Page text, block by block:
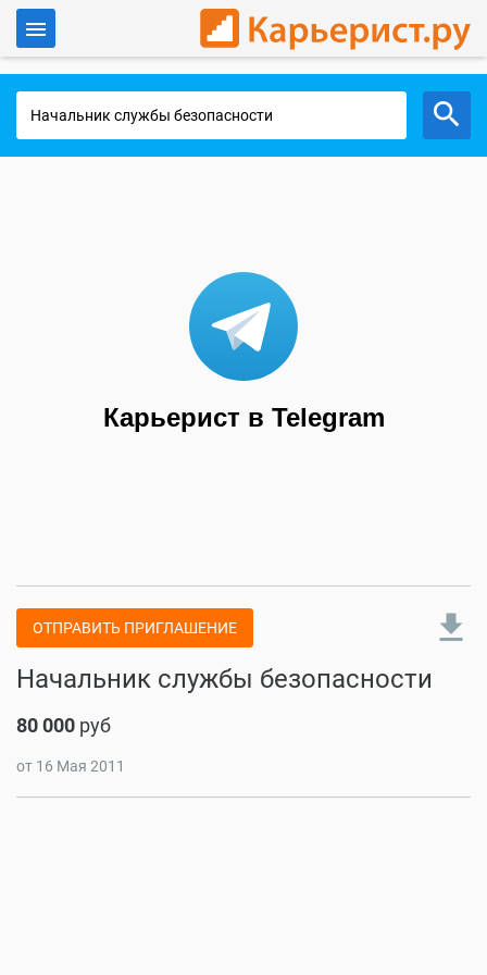
Работа в Москве
Карьерист в Telegram
ОТПРАВИТЬ ПРИГЛАШЕНИЕ file_download
Начальник службы безопасности
80 000 руб
от 16 Мая 2011